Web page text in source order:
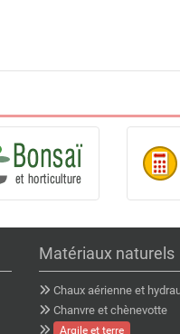
Matériaux naturels
Chaux aérienne et
Chanvre et chènevotte
Argile et terre